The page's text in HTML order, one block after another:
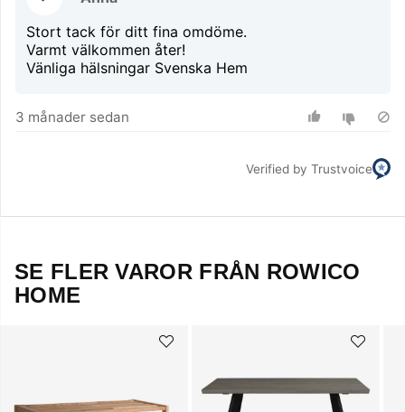
Stort tack för ditt fina omdöme.
Varmt välkommen åter!
Vänliga hälsningar Svenska Hem
3 månader sedan
Verified by Trustvoice
SE FLER VAROR FRÅN ROWICO
HOME